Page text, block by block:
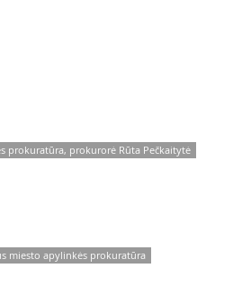
prokuratūra, prokurorė Rūta Pečkaitytė
miesto apylinkės prokuratūra